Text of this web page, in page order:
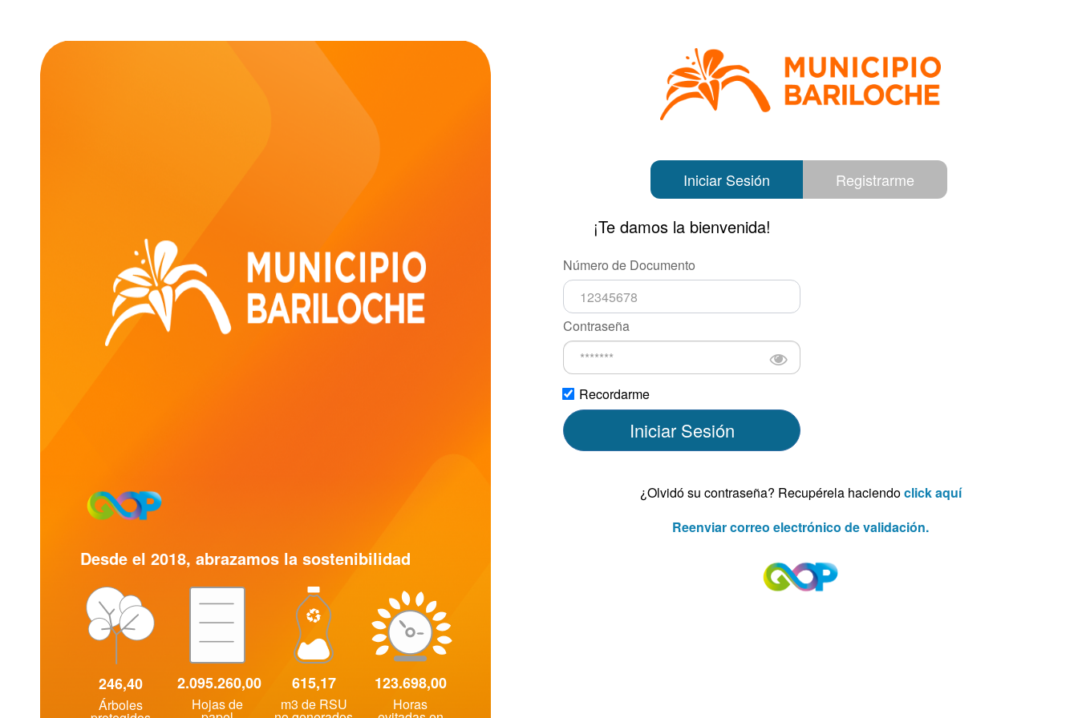
Desde el 2018, abrazamos la sostenibilidad
246,40
Árboles
2.095.260,00
Hojas de
615,17
m3 de RSU
123.698,00
Horas
Iniciar Sesión Registrarme
¡Te damos la bienvenida!
Número de Documento
Contraseña
Recordarme
Iniciar Sesión
¿Olvidó su contraseña? Recupérela haciendoclick aquí
Reenviar correo electrónico de validación.